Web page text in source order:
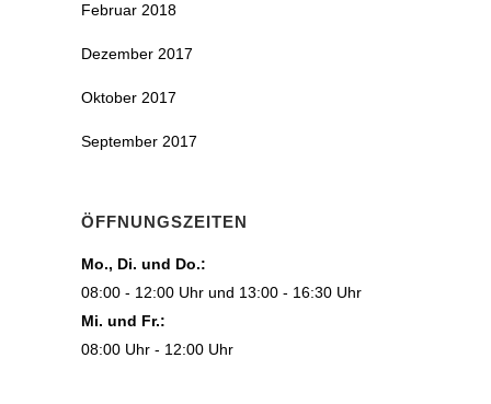
Februar 2018
Dezember 2017
Oktober 2017
September 2017
ÖFFNUNGSZEITEN
Mo., Di. und Do.:
08:00 - 12:00 Uhr und 13:00 - 16:30 Uhr
Mi. und Fr.:
08:00 Uhr - 12:00 Uhr